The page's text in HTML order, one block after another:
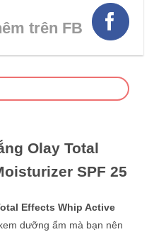
trên FB
Olay Total
SPF 25
Effects Whip Active
dưỡng ẩm mà bạn nên